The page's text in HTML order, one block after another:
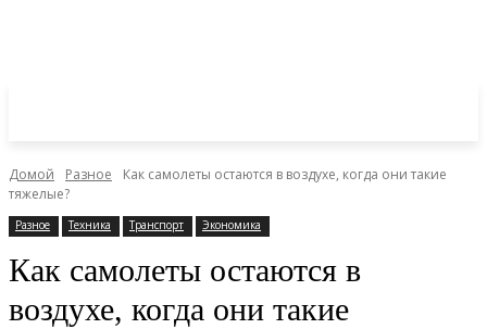
Домой Разное
Как самолеты остаются в воздухе, когда они такие
тяжелые?
Разное Техника Транспорт Экономика
Как самолеты остаются в
воздухе, когда они такие